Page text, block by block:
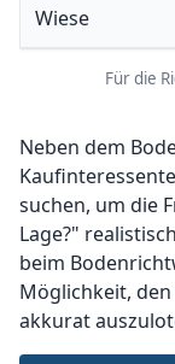
Wiese
Für die
Neben dem
suchen, um die
Lage?"
beim
Möglichkeit,
akkurat